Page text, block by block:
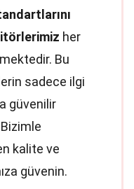
her
Bu
sadece ilgi
güvenilir
kalite ve
güvenin.